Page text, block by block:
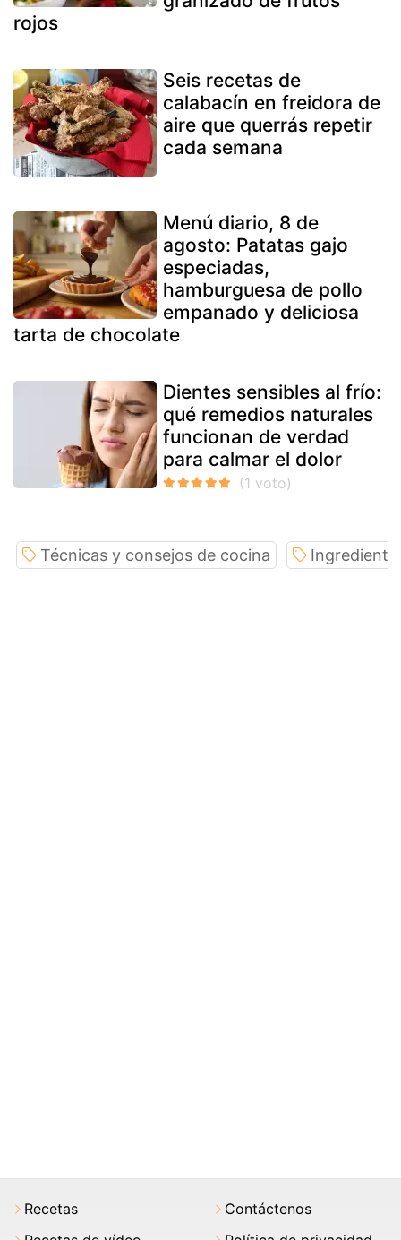
rojos
Seis recetas de
calabacín en freidora de
aire que querrás repetir
cada semana
Menú diario, 8 de
agosto: Patatas gajo
especiadas,
hamburguesa de pollo
empanado y deliciosa
tarta de chocolate
Dientes sensibles al frío:
qué remedios naturales
funcionan de verdad
para calmar el dolor
Técnicas y consejos de cocina
Recetas
Contáctenos